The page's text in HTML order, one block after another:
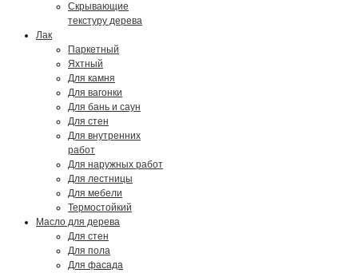
Скрывающие
текстуру дерева
Лак
Паркетный
Яхтный
Для камня
Для вагонки
Для бань и саун
Для стен
Для внутренних
работ
Для наружных работ
Для лестницы
Для мебели
Термостойкий
Масло для дерева
Для стен
Для пола
Для фасада